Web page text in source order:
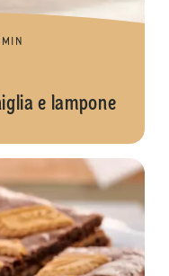
e lampone